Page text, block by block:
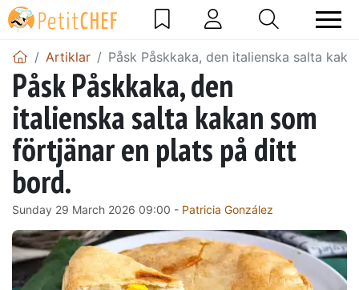
Artiklar Påsk Påskkaka, den italienska salta
Påsk Påskkaka, den
italienska salta kakan som
förtjänar en plats på ditt
bord.
Sunday 29 March 2026 09:00 - Patricia González